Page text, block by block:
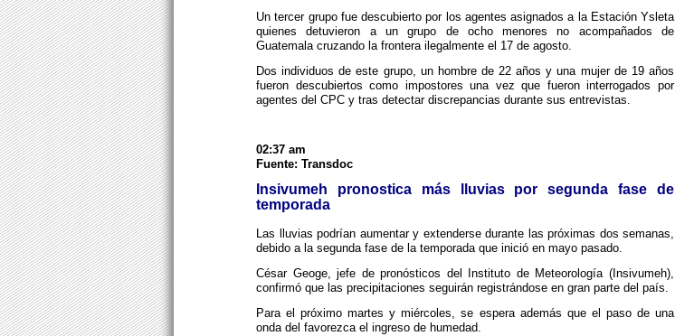
Un tercer grupo fue descubierto por los agentes asignados a la Estación Ysleta
quienes detuvieron a un grupo de ocho menores no acompañados de
Guatemala cruzando la frontera ilegalmente el 17 de agosto.
Dos individuos de este grupo, un hombre de 22 años y una mujer de 19 años
fueron descubiertos como impostores una vez que fueron interrogados por
agentes del CPC y tras detectar discrepancias durante sus entrevistas.
02:37 am
Fuente: Transdoc
Insivumeh pronostica más lluvias por segunda fase de
temporada
Las lluvias podrían aumentar y extenderse durante las próximas dos semanas,
debido a la segunda fase de la temporada que inició en mayo pasado.
César Geoge, jefe de pronósticos del Instituto de Meteorología (Insivumeh),
confirmó que las precipitaciones seguirán registrándose en gran parte del país.
Para el próximo martes y miércoles, se espera además que el paso de una
onda del favorezca el ingreso de humedad.